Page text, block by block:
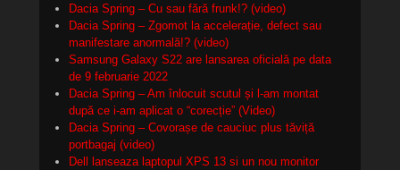
Dacia Spring – Cu sau fără frunk!? (video)
Dacia Spring – Zgomot la accelerație, defect sau
manifestare anormală!? (video)
Samsung Galaxy S22 are lansarea oficială pe data
de 9 februarie 2022
Dacia Spring – Am înlocuit scutul și l-am montat
după ce i-am aplicat o “corecție” (Video)
Dacia Spring – Covorașe de cauciuc plus tăviță
portbagaj (video)
Dell lanseaza laptopul XPS 13 si un nou monitor